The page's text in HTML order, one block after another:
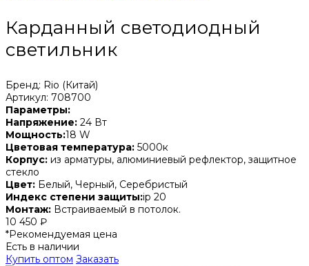
Карданный светодиодный
светильник
Бренд: Rio (Китай)
Артикул: 708700
Параметры:
Напряжение: 24 Вт
Мощность:18 W
Цветовая температура: 5000к
Корпус: из арматуры, алюминиевый рефлектор, защитное
стекло
Цвет: Белый, Черный, Серебристый
Индекс степени защиты:ip 20
Монтаж: Встраиваемый в потолок.
10 450 ₽
*Рекомендуемая цена
Есть в наличии
Купить оптом Заказать